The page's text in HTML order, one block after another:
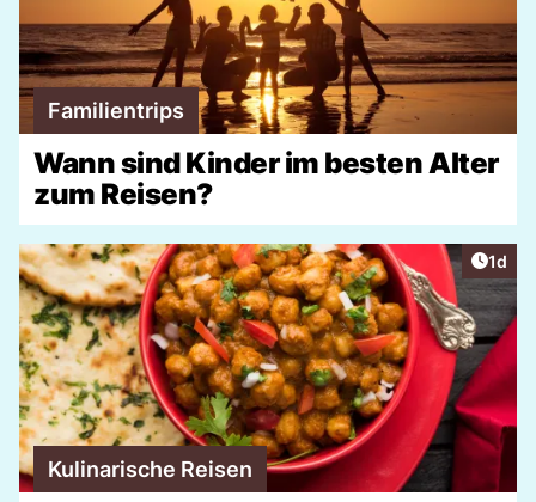
Familientrips
Wann sind Kinder im besten Alter
zum Reisen?
1d
Kulinarische Reisen